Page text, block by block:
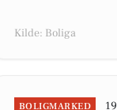
Kilde: Boliga
BOLIGMARKED